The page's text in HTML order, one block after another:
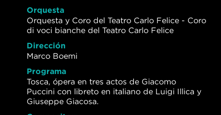
Orquesta
Orquesta y Coro del Teatro Carlo Felice - Coro
di voci bianche del Teatro Carlo Felice
Dirección
Marco Boemi
Programa
Tosca, ópera en tres actos de Giacomo
Puccini con libreto en italiano de Luigi Illica y
Giuseppe Giacosa.